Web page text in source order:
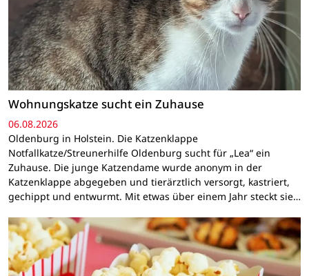
Wohnungskatze sucht ein Zuhause
06.08.2026
Oldenburg in Holstein. Die Katzenklappe
Notfallkatze/Streunerhilfe Oldenburg sucht für „Lea“ ein
Zuhause. Die junge Katzendame wurde anonym in der
Katzenklappe abgegeben und tierärztlich versorgt, kastriert,
gechippt und entwurmt. Mit etwas über einem Jahr steckt sie…